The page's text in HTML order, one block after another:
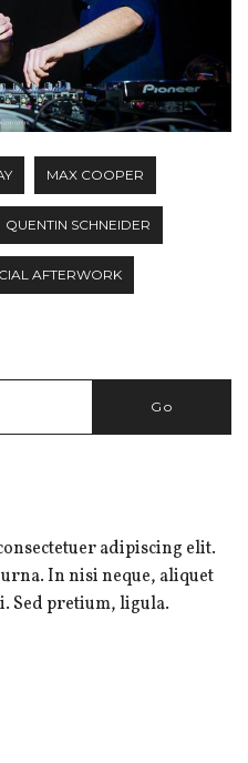
MAX COOPER
QUENTIN SCHNEIDER
AFTERWORK
adipiscing elit.
In nisi neque, aliquet
Sed pretium, ligula.